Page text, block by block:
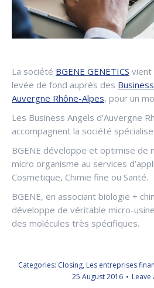
La société BGENE GENETICS vient
levée de fond auprès des
Auvergne Rhône-Alpes, pour un
Les Business Angels d’Auvergne
accompagnent la société
BGENE développe et optimise de
micro organisme au services
Cosmetique, Chimie fine ou Santé.
BGENE, en associant biologie +
développe de véritable micro-
des molécules très spécifiques.
Categories: Closing, Les entreprises
25 August 2016